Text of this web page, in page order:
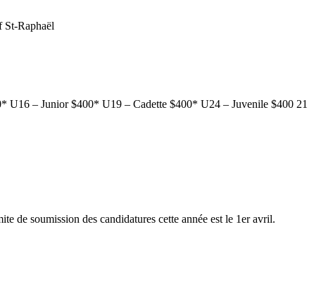
St-Raphaël
U16 – Junior $400* U19 – Cadette $400* U24 – Juvenile $400 21
de soumission des candidatures cette année est le 1er avril.